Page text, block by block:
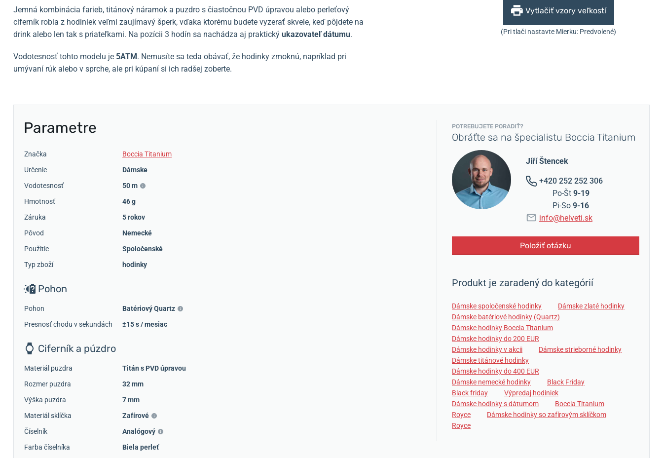
Jemná kombinácia farieb, titánový náramok a puzdro s čiastočnou PVD úpravou alebo perleťový
ciferník robia z hodiniek veľmi zaujímavý šperk, vďaka ktorému budete vyzerať skvele, keď pôjdete na
drink alebo len tak s priateľkami. Na pozícii 3 hodín sa nachádza aj praktický ukazovateľ dátumu.
Vodotesnosť tohto modelu je 5ATM. Nemusíte sa teda obávať, že hodinky zmoknú, napríklad pri
umývaní rúk alebo v sprche, ale pri kúpaní si ich radšej zoberte.
Vytlačiť vzory veľkostí
(Pri tlači nastavte Mierku: Predvolené)
Parametre
Značka
Boccia Titanium
Určenie
Dámske
Vodotesnosť
50 m
Hmotnosť
46 g
Záruka
5 rokov
Pôvod
Nemecké
Použitie
Spoločenské
Typ zboží
hodinky
Pohon
Pohon
Batériový Quartz
Presnosť chodu v sekundách
±15 s / mesiac
Ciferník a púzdro
Materiál puzdra
Titán s PVD úpravou
Rozmer puzdra
32 mm
Výška puzdra
7 mm
Materiál sklíčka
Zafírové
Číselník
Analógový
Farba číselníka
Biela perleť
POTREBUJETE PORADIŤ?
Obráťte sa na špecialistu Boccia Titanium
Jiří Štencek
+420 252 252 306
Po-Št 9-19
Pi-So 9-16
info@helveti.sk
Položiť otázku
Produkt je zaradený do kategórií
Dámske spoločenské hodinky
Dámske zlaté hodinky
Dámske batériové hodinky (Quartz)
Dámske hodinky Boccia Titanium
Dámske hodinky do 200 EUR
Dámske hodinky v akcii
Dámske strieborné hodinky
Dámske titánové hodinky
Dámske hodinky do 400 EUR
Dámske nemecké hodinky
Black Friday
Black friday
Výpredaj hodiniek
Dámske hodinky s dátumom
Boccia Titanium
Royce
Dámske hodinky so zafírovým sklíčkom
Royce